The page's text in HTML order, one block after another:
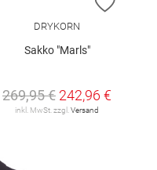
DRYKORN
Sakko "Marls"
269,95 € 242,96 €
inkl. MwSt. zzgl. Versand